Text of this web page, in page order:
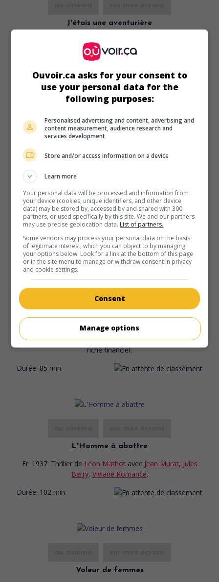
J'étais une aventurière
Fr. 1938. Comédie dramatique
Edwige Feuillère,Jean Murat
au cinéma sur mes écrans
Fr. 1938. Drame
Noro, Jean Max. Refusant toute nouvelle guerre, un ancien
combattant fait appel aux morts du dernier conflit pour
obliger les hommes à oublier leurs querelles.
Durée: 125 min.
Le Paradis de Satan
Fr. 1938. Dramede Félix Gandéra avec Jean-Pierre Aumont
Jany Holt
Pierre Renoir. Deux femmes, propriétaires d'une
plantation de cacaoyers, sont en butte à la convoitise d'un
riche financier.
Durée: 85 min.
L'Homme à abattre
Fr. 1937. Thriller de Léon Mathot avec Jean Murat, Jules
Berry, Viviane Romance.
Durée: 102 min.
Voleur de femmes
Ouvoir.ca asks for your consent to
use your personal data for the
following purposes:
Personalised advertising and content, advertising and
content measurement, audience research and
services development
Store and/or access information on a device
Learn more
Your personal data will be processed and information from
your device (cookies, unique identifiers, and other device
data) may be stored by, accessed by and shared with 300
partners, or used specifically by this site. We and our partners
may use precise geolocation data. List of partners.
Some vendors may process your personal data on the basis
of legitimate interest, which you can object to by managing
your options below. Look for a link at the bottom of this page
or in the site menu to manage or withdraw consent in privacy
and cookie settings.
Consent
Manage options